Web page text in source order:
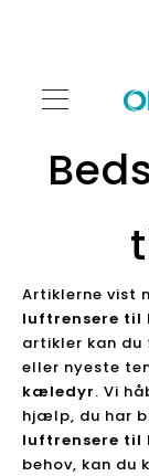
Artiklerne vist
luftrensere til
artikler kan
eller nyeste
kæledyr. Vi
hjælp, du har
luftrensere til
behov, kan du